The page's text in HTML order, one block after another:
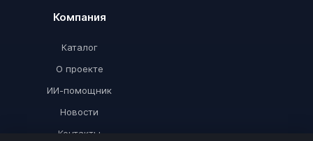
Компания
Каталог
О проекте
ИИ-помощник
Новости
Контакты